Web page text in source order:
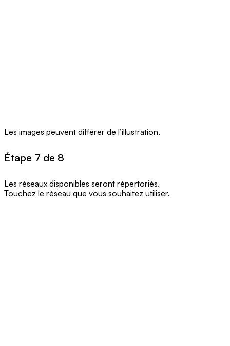
Les images peuvent différer de l’illustration.
Étape 7 de 8
Les réseaux disponibles seront répertoriés.
Touchez le réseau que vous souhaitez utiliser.